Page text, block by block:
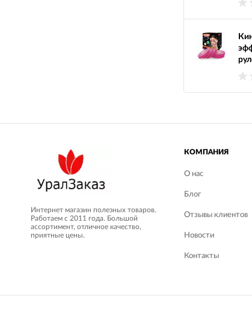
Интернет магазин полезных товаров.
Работаем с 2011 года. Большой
ассортимент, отличное качество,
приятные цены.
КОМПАНИЯ
О нас
Блог
Отзывы клиентов
Новости
Контакты